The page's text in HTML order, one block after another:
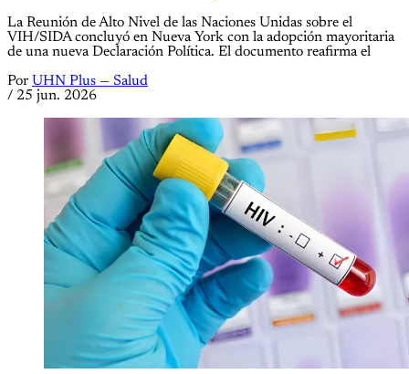
La Reunión de Alto Nivel de las Naciones Unidas sobre el
VIH/SIDA concluyó en Nueva York con la adopción mayoritaria
de una nueva Declaración Política. El documento reafirma el
Por UHN Plus — Salud
/ 25 jun. 2026